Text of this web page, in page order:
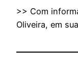
>> Com
Oliveira, em